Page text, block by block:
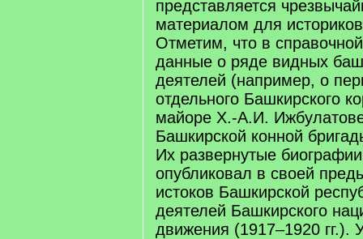
представляется
материалом для
Отметим, что в
данные о ряде видных
деятелей (например, о
отдельного Башкирского
майоре Х.-А.И.
Башкирской конной
Их развернутые
опубликовал в своей
истоков Башкирской
деятелей Башкирского
движения (1917–1920 гг.).